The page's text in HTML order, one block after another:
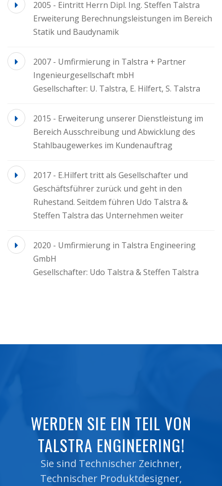
2005 - Eintritt Herrn Dipl. Ing. Steffen Talstra
Erweiterung Berechnungsleistungen im Bereich
Statik und Baudynamik
2007 - Umfirmierung in Talstra + Partner
Ingenieurgesellschaft mbH
Gesellschafter: U. Talstra, E. Hilfert, S. Talstra
2015 - Erweiterung unserer Dienstleistung im
Bereich Ausschreibung und Abwicklung des
Stahlbaugewerkes im Kundenauftrag
2017 - E.Hilfert tritt als Gesellschafter und
Geschäftsführer zurück und geht in den
Ruhestand. Seitdem führen Udo Talstra &
Steffen Talstra das Unternehmen weiter
2020 - Umfirmierung in Talstra Engineering
GmbH
Gesellschafter: Udo Talstra & Steffen Talstra
WERDEN SIE EIN TEIL VON
TALSTRA ENGINEERING!
Sie sind Technischer Zeichner,
Technischer Produktdesigner,